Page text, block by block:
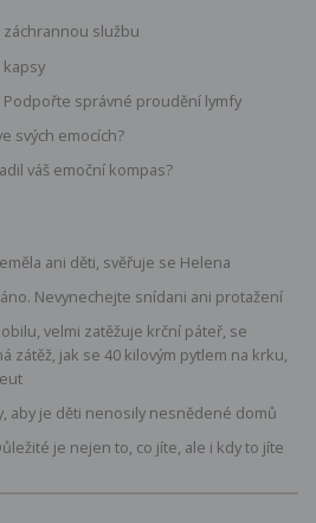
záchrannou službu
kapsy
správné proudění lymfy
svých emocích?
váš emoční kompas?
ani děti, svěřuje se Helena
Nevynechejte snídani ani protažení
velmi zatěžuje krční páteř, se
zátěž, jak se 40 kilovým pytlem na krku,
aby je děti nenosily nesnědené domů
je nejen to, co jíte, ale i kdy to jíte